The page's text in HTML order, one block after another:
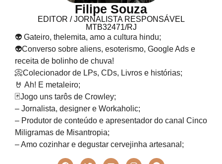
Filipe Souza
EDITOR / JORNALISTA RESPONSÁVEL
MTB32471/RJ
👽 Gateiro, thelemita, amo a cultura hindu;
👽Converso sobre aliens, esoterismo, Google Ads e
receita de bolinho de chuva!
📀Colecionador de LPs, CDs, Livros e histórias;
🤘 Ah! E metaleiro;
🃏Jogo uns tarôs de Crowley;
– Jornalista, designer e Workaholic;
– Produtor de conteúdo e apresentador do canal Cinco
Miligramas de Misantropia;
– Amo cozinhar e degustar cervejinha artesanal;